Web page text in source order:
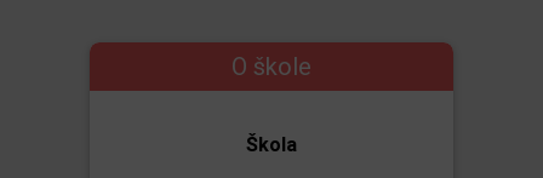
O škole
Škola